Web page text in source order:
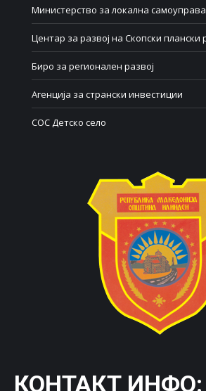
Министерство за локална самоуправа
Центар за развој на Скопски плански
Биро за регионален развој
Агенција за странски инвестиции
СОС Детско село
КОНТАКТ ИНФО: